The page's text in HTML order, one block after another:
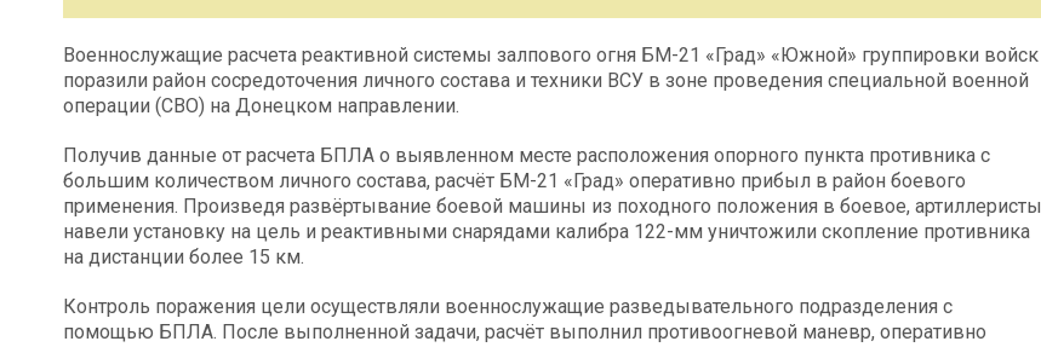
Военнослужащие расчета реактивной системы залпового огня БМ-21 «Град» «Южной» группировки войск
поразили район сосредоточения личного состава и техники ВСУ в зоне проведения специальной военной
операции (СВО) на Донецком направлении.
Получив данные от расчета БПЛА о выявленном месте расположения опорного пункта противника с
большим количеством личного состава, расчёт БМ-21 «Град» оперативно прибыл в район боевого
применения. Произведя развёртывание боевой машины из походного положения в боевое, артиллеристы
навели установку на цель и реактивными снарядами калибра 122-мм уничтожили скопление противника
на дистанции более 15 км.
Контроль поражения цели осуществляли военнослужащие разведывательного подразделения с
помощью БПЛА. После выполненной задачи, расчёт выполнил противоогневой маневр, оперативно